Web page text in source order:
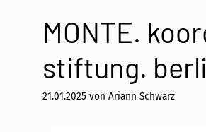
MONTE.
stiftung.
21.01.2025 von Ariann Schwarz